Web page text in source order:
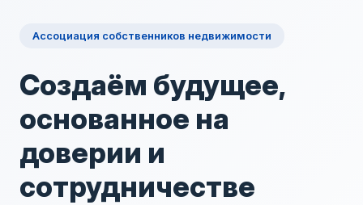
Ассоциация собственников недвижимости
Создаём будущее,
основанное на
доверии и
сотрудничестве